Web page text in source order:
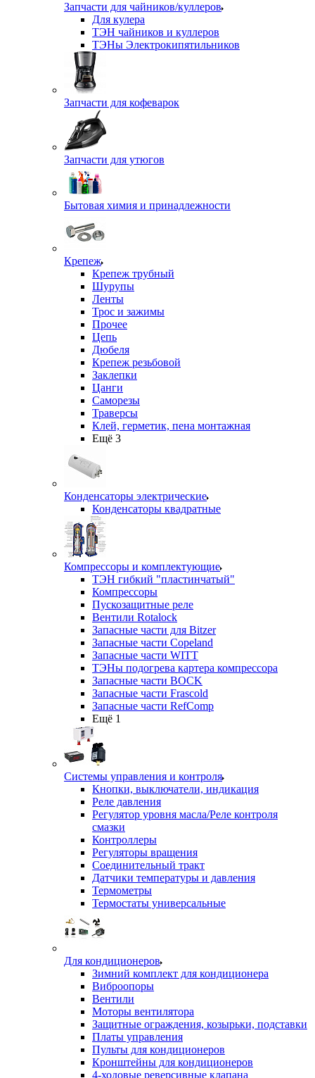
Запчасти для чайников/куллеров
Для кулера
ТЭН чайников и куллеров
ТЭНы Электрокипятильников
Запчасти для кофеварок
Запчасти для утюгов
Бытовая химия и принадлежности
Крепеж
Крепеж трубный
Шурупы
Ленты
Трос и зажимы
Прочее
Цепь
Дюбеля
Крепеж резьбовой
Заклепки
Цанги
Саморезы
Траверсы
Клей, герметик, пена монтажная
Ещё 3
Конденсаторы электрические
Конденсаторы квадратные
Компрессоры и комплектующие
ТЭН гибкий "пластинчатый"
Компрессоры
Пускозащитные реле
Вентили Rotalock
Запасные части для Bitzer
Запасные части Copeland
Запасные части WITT
ТЭНы подогрева картера компрессора
Запасные части BOCK
Запасные части Frascold
Запасные части RefComp
Ещё 1
Системы управления и контроля
Кнопки, выключатели, индикация
Реле давления
Регулятор уровня масла/Реле контроля
смазки
Контроллеры
Регуляторы вращения
Соединительный тракт
Датчики температуры и давления
Термометры
Термостаты универсальные
Для кондиционеров
Зимний комплект для кондиционера
Виброопоры
Вентили
Моторы вентилятора
Защитные ограждения, козырьки, подставки
Платы управления
Пульты для кондиционеров
Кронштейны для кондиционеров
4-ходовые реверсивные клапана